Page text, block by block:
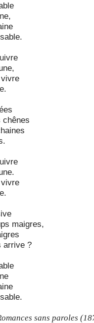
chênes
maigres,
arrive ?
sans paroles